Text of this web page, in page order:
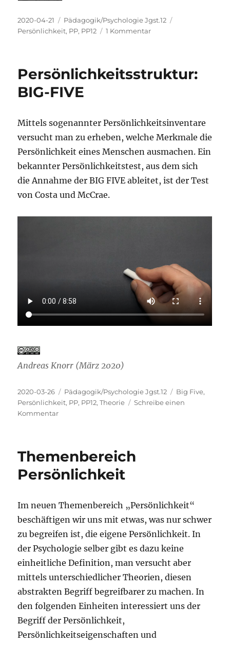
Veröffentlicht
am
2020-04-21 Kategorien
Pädagogik/Psychologie Jgst.12
Persönlichkeit, PP, PP12 1 Kommentarzu
Persönlichkeitsstruktur:
BIG-FIVE
Mittels sogenannter Persönlichkeitsinventare
versucht man zu erheben, welche Merkmale die
Persönlichkeit eines Menschen ausmachen. Ein
bekannter Persönlichkeitstest, aus dem sich
die Annahme der BIG FIVE ableitet, ist der Test
von Costa und McCrae.
Andreas Knorr (März 2020)
Veröffentlicht
am
2020-03-26 Kategorien
Pädagogik/Psychologie Jgst.12 Schlagwörter
Big Five,
Persönlichkeit, PP, PP12,Theorie
Schreibe einen
Kommentarzu
Themenbereich
Persönlichkeit
Im neuen Themenbereich „Persönlichkeit“
beschäftigen wir uns mit etwas, was nur schwer
zu begreifen ist, die eigene Persönlichkeit. In
der Psychologie selber gibt es dazu keine
einheitliche Definition, man versucht aber
mittels unterschiedlicher Theorien, diesen
abstrakten Begriff begreifbarer zu machen. In
den folgenden Einheiten interessiert uns der
Begriff der Persönlichkeit,
Persönlichkeitseigenschaften und